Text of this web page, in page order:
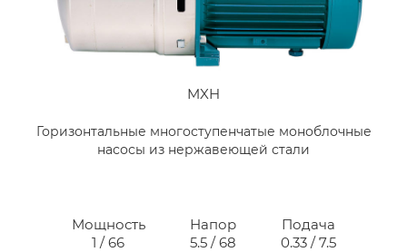
MXH
Горизонтальные многоступенчатые моноблочные
насосы из нержавеющей стали
Мощность
1 / 66
Напор
5.5 / 68
Подача
0.33 / 7.5